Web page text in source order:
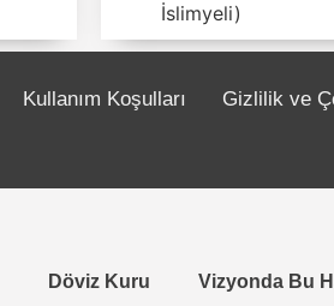
İslimyeli)
Kullanım Koşulları Gizlilik ve
Döviz Kuru Vizyonda Bu